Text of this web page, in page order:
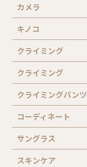
カメラ
キノコ
クライミング
クライミング
クライミングパンツ
コーディネート
サングラス
スキンケア